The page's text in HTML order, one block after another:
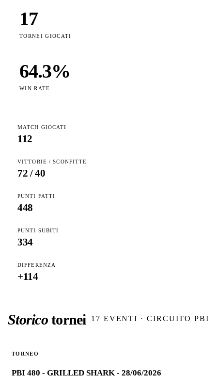
17
TORNEI GIOCATI
64.3%
WIN RATE
MATCH GIOCATI
112
VITTORIE / SCONFITTE
72 /40
PUNTI FATTI
448
PUNTI SUBITI
334
DIFFERENZA
+114
Storicotornei 17 EVENTI · CIRCUITO PBI
TORNEO
PBI 480 - GRILLED SHARK - 28/06/2026